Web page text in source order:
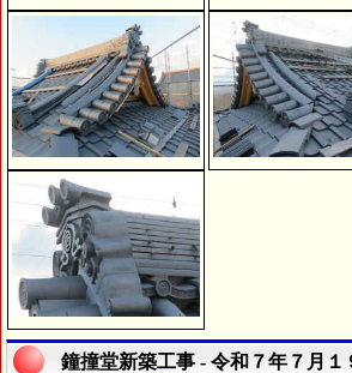
鐘撞堂新築工事 - 令和７年７月１